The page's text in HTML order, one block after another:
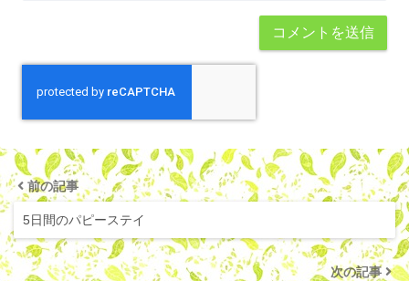
前の記事
5日間のパピーステイ
次の記事